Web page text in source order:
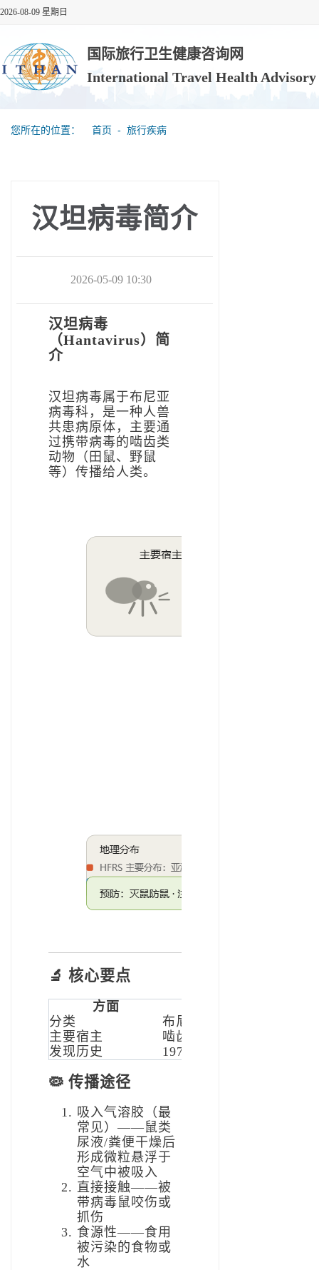
2026-08-09 星期日
国际旅行卫生健康咨询网
International Travel Health
您所在的位置： 首页 ‐ 旅行疾病
汉坦病毒简介
2026-05-09 10:30
汉坦病毒
（Hantavirus）简
介
汉坦病毒属于布尼亚
病毒科，是一种人兽
共患病原体，主要通
过携带病毒的啮齿类
动物（田鼠、野鼠
等）传播给人类。
🔬 核心要点
方面
分类
布尼亚病毒科，分节段负
主要宿主
啮齿类动物（田鼠、野鼠
发现历史
1978年由韩国学者李镐汪
🦠 传播途径
吸入气溶胶（最
常见）——鼠类
尿液/粪便干燥后
形成微粒悬浮于
空气中被吸入
直接接触——被
带病毒鼠咬伤或
抓伤
食源性——食用
被污染的食物或
水